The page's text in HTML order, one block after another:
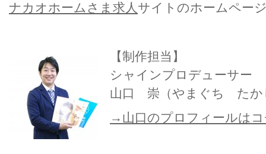
ナカオホームさま求人 サイトのホームペー
【制作担当】
シャインプロデューサー
山口 崇（やまぐち たか
→山口のプロフィールは